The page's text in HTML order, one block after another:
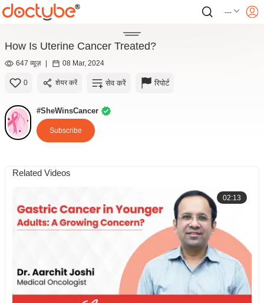
---
How Is Uterine Cancer Treated?
647 व्यूज़ | 08 Mar, 2024
0 शेयर करें सेव करें रिपोर्ट
#SheWinsCancer
Subscribe
Related Videos
02:13